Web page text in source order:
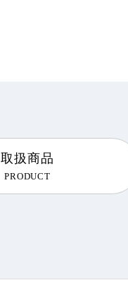
取扱商品
PRODUCT